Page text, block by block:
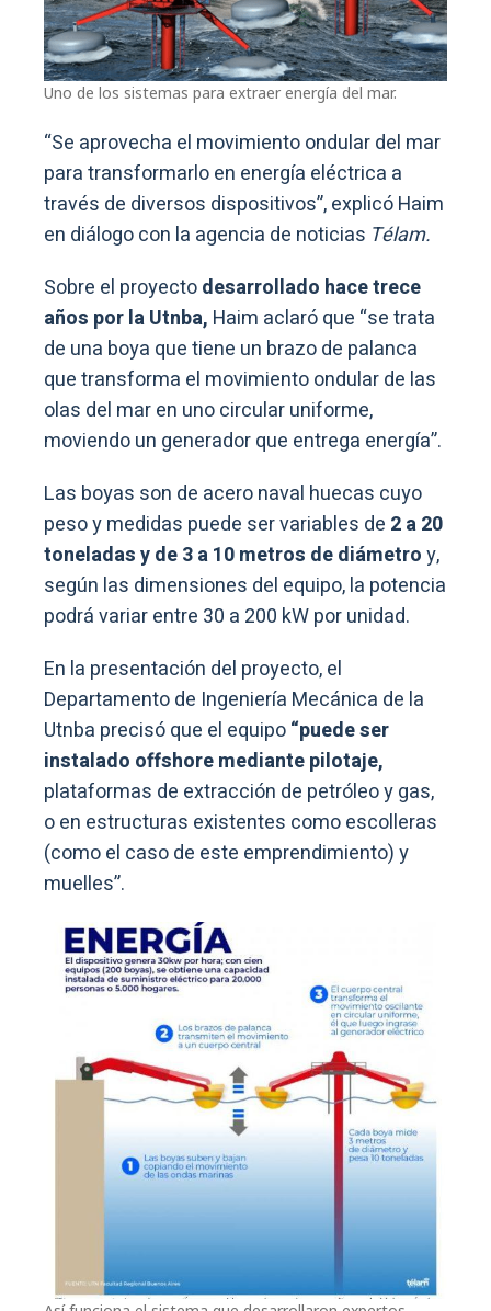
Uno de los sistemas para extraer energía del mar.
“Se aprovecha el movimiento ondular del mar
para transformarlo en energía eléctrica a
través de diversos dispositivos”, explicó Haim
en diálogo con la agencia de noticias Télam.
Sobre el proyectodesarrollado hace trece
años por la Utnba, Haim aclaró que “se trata
de una boya que tiene un brazo de palanca
que transforma el movimiento ondular de las
olas del mar en uno circular uniforme,
moviendo un generador que entrega energía”.
Las boyas son de acero naval huecas cuyo
peso y medidas puede ser variables de 2 a 20
toneladas y de 3 a 10 metros de diámetroy,
según las dimensiones del equipo, la potencia
podrá variar entre 30 a 200 kW por unidad.
En la presentación del proyecto, el
Departamento de Ingeniería Mecánica de la
Utnba precisó que el equipo“puede ser
instalado offshore mediante pilotaje,
plataformas de extracción de petróleo y gas,
o en estructuras existentes como escolleras
(como el caso de este emprendimiento) y
muelles”.